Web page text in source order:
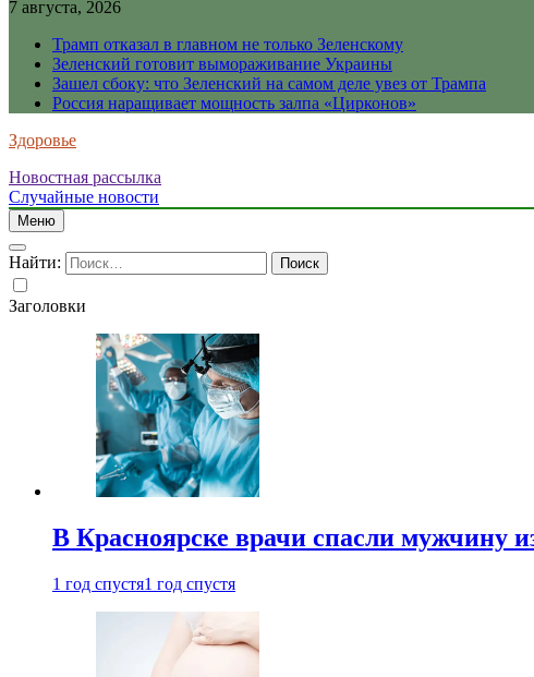
7 августа, 2026
Трамп отказал в главном не только Зеленскому
Зеленский готовит вымораживание Украины
Зашел сбоку: что Зеленский на самом деле увез от Трампа
Россия наращивает мощность залпа «Цирконов»
Здоровье
Новостная рассылка
Случайные новости
Меню
Найти:
Заголовки
В Красноярске врачи спасли мужчину
1 год спустя1 год спустя